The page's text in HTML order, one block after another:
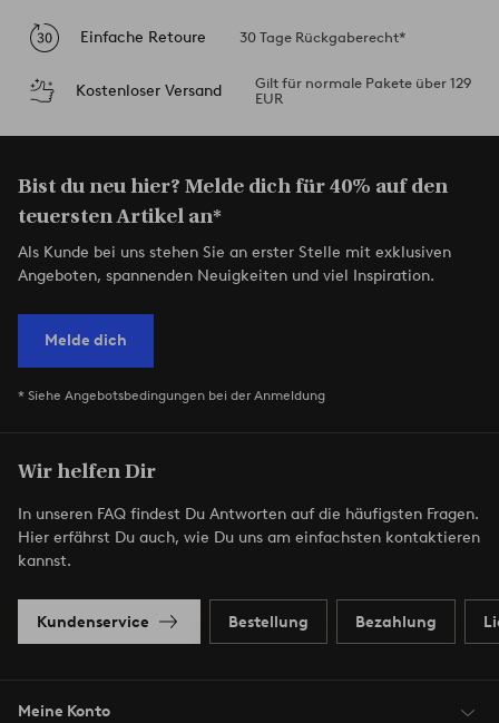
Einfache Retoure 30 Tage Rückgaberecht*
Kostenloser Versand
Gilt für normale Pakete über 129
EUR
Bist du neu hier? Melde dich für 40% auf den
teuersten Artikel an*
Als Kunde bei uns stehen Sie an erster Stelle mit exklusiven
Angeboten, spannenden Neuigkeiten und viel Inspiration.
Melde dich
* Siehe Angebotsbedingungen bei der Anmeldung
Wir helfen Dir
In unseren FAQ findest Du Antworten auf die häufigsten Fragen.
Hier erfährst Du auch, wie Du uns am einfachsten kontaktieren
kannst.
Kundenservice Bestellung Bezahlung
Meine Konto